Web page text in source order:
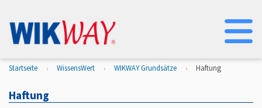
Startseite WissensWert WIKWAY Grundsätze Haftung
Haftung